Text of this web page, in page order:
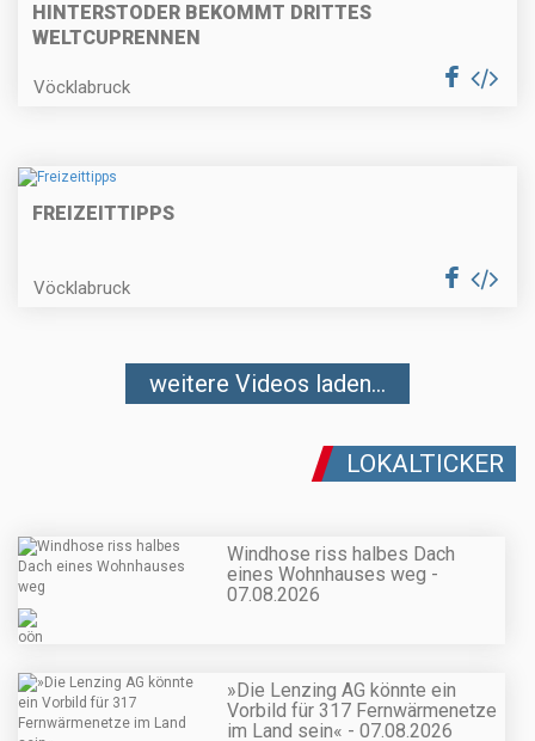
HINTERSTODER BEKOMMT DRITTES
WELTCUPRENNEN
Vöcklabruck
FREIZEITTIPPS
Vöcklabruck
weitere Videos laden...
LOKALTICKER
Windhose riss halbes Dach
eines Wohnhauses weg -
07.08.2026
»Die Lenzing AG könnte ein
Vorbild für 317 Fernwärmenetze
im Land sein« - 07.08.2026